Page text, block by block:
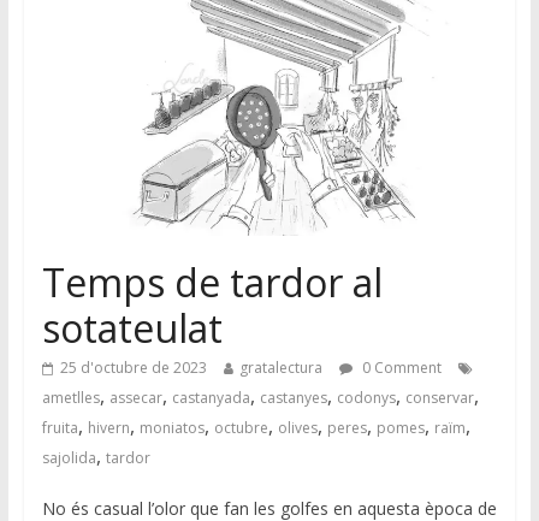
Temps de tardor al
sotateulat
25 d'octubre de 2023 gratalectura
0 Comment
ametlles, assecar, castanyada, castanyes, codonys, conservar,
fruita, hivern, moniatos, octubre, olives, peres, pomes, raïm,
sajolida, tardor
No és casual l’olor que fan les golfes en aquesta època de